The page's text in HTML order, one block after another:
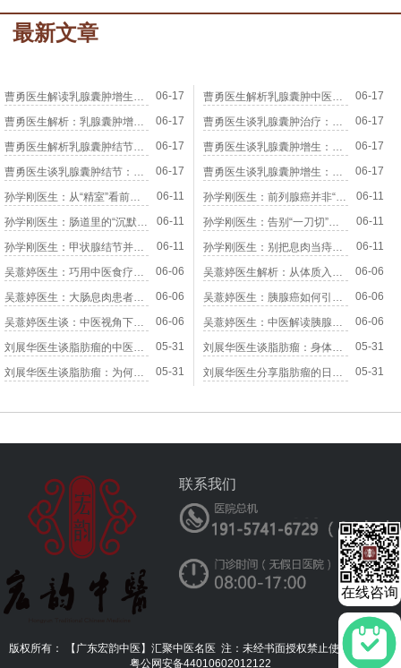
最新文章
曹勇医生解读乳腺囊肿增生：身体里的气与水为何会“结块” 06-17 曹勇医生解析乳腺囊肿中医疗法：分型论治与内调外养的协同之道 06-17
曹勇医生解析：乳腺囊肿增生背后的气血密码与生活调养 06-17 曹勇医生谈乳腺囊肿治疗：不是只消包块，而是让气血重新流动起来 06-17
曹勇医生解析乳腺囊肿结节：为何说“不通”比“结块”更可怕 06-17 曹勇医生谈乳腺囊肿增生：从中医视角认识身体里的“无形之结” 06-17
曹勇医生谈乳腺囊肿结节：读懂身体的“预警信号”而非“判决书” 06-17 曹勇医生谈乳腺囊肿增生：从经络循行看乳房健康的秘密 06-17
孙学刚医生：从“精室”看前列腺癌，不仅仅是泌尿系统的病 06-11 孙学刚医生：前列腺癌并非“洪水猛兽”，中医视角下的阴实之辨 06-11
孙学刚医生：肠道里的“沉默杀手”，大肠息肉有哪些蛛丝马迹？ 06-11 孙学刚医生：告别“一刀切”，中医内外同治化解甲状腺结节 06-11
孙学刚医生：甲状腺结节并非“绝症”，中医辨证施治有章法 06-11 孙学刚医生：别把息肉当痔疮，认清大肠息肉的隐匿症状 06-11
吴薏婷医生：巧用中医食疗方，辅助改善大肠息肉体质 06-06 吴薏婷医生解析：从体质入手，阻断甲状腺癌演变之路 06-06
吴薏婷医生：大肠息肉患者饮食避坑与日常养护指南 06-06 吴薏婷医生：胰腺癌如何引发全身机能的连锁崩塌 06-06
吴薏婷医生谈：中医视角下预防甲状腺癌的日常调摄之道 06-06 吴薏婷医生：中医解读胰腺癌对消化系统的深层冲击 06-06
刘展华医生谈脂肪瘤的中医认识与治疗前景 05-31 刘展华医生谈脂肪瘤：身体出现这些“软疙瘩”要留心 05-31
刘展华医生谈脂肪瘤：为何有的软如棉，有的按之痛？ 05-31 刘展华医生分享脂肪瘤的日常调理与预防复发 05-31
联系我们
版权所有： 【广东宏韵中医】汇聚中医名医 注：未经书面授权禁止使用本站信息
粤公网安备44010602012122
在线咨询